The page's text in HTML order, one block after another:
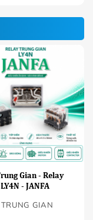
TRUNG GIAN
Gian - Relay
- JANFA